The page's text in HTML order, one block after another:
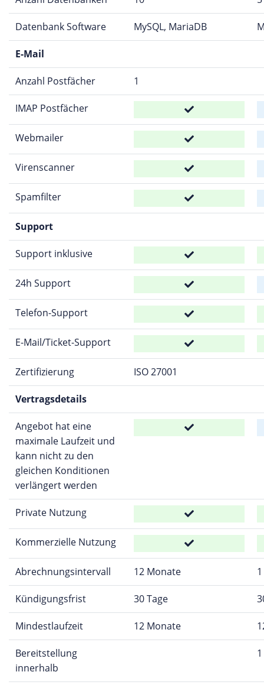
Datenbank Software MySQL, MariaDB
E-Mail
Anzahl Postfächer 1
IMAP Postfächer
Webmailer
Virenscanner
Spamfilter
Support
Support inklusive
24h Support
Telefon-Support
E-Mail/Ticket-Support
Zertifizierung ISO 27001
Vertragsdetails
Angebot hat eine
maximale Laufzeit und
kann nicht zu den
gleichen Konditionen
verlängert werden
Private Nutzung
Kommerzielle Nutzung
Abrechnungsintervall 12 Monate
Kündigungsfrist 30 Tage
Mindestlaufzeit 12 Monate
Bereitstellung
innerhalb